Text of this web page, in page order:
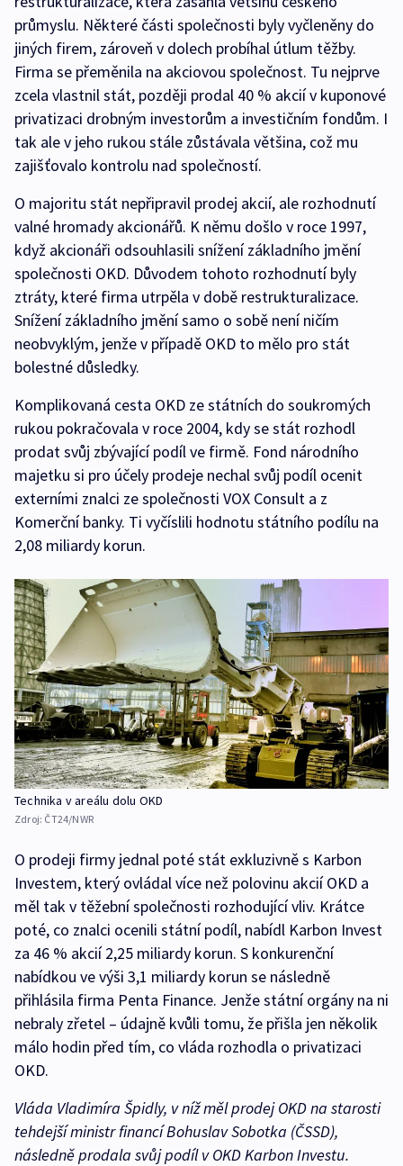
průmyslu. Některé části společnosti byly vyčleněny do
jiných firem, zároveň v dolech probíhal útlum těžby.
Firma se přeměnila na akciovou společnost. Tu nejprve
zcela vlastnil stát, později prodal 40 % akcií v kuponové
privatizaci drobným investorům a investičním fondům. I
tak ale v jeho rukou stále zůstávala většina, což mu
zajišťovalo kontrolu nad společností.
O majoritu stát nepřipravil prodej akcií, ale rozhodnutí
valné hromady akcionářů. K němu došlo v roce 1997,
když akcionáři odsouhlasili snížení základního jmění
společnosti OKD. Důvodem tohoto rozhodnutí byly
ztráty, které firma utrpěla v době restrukturalizace.
Snížení základního jmění samo o sobě není ničím
neobvyklým, jenže v případě OKD to mělo pro stát
bolestné důsledky.
Komplikovaná cesta OKD ze státních do soukromých
rukou pokračovala v roce 2004, kdy se stát rozhodl
prodat svůj zbývající podíl ve firmě. Fond národního
majetku si pro účely prodeje nechal svůj podíl ocenit
externími znalci ze společnosti VOX Consult a z
Komerční banky. Ti vyčíslili hodnotu státního podílu na
2,08 miliardy korun.
Technika v areálu dolu OKD
Zdroj: ČT24/NWR
O prodeji firmy jednal poté stát exkluzivně s Karbon
Investem, který ovládal více než polovinu akcií OKD a
měl tak v těžební společnosti rozhodující vliv. Krátce
poté, co znalci ocenili státní podíl, nabídl Karbon Invest
za 46 % akcií 2,25 miliardy korun. S konkurenční
nabídkou ve výši 3,1 miliardy korun se následně
přihlásila firma Penta Finance. Jenže státní orgány na ni
nebraly zřetel – údajně kvůli tomu, že přišla jen několik
málo hodin před tím, co vláda rozhodla o privatizaci
OKD.
Vláda Vladimíra Špidly, v níž měl prodej OKD na starosti
tehdejší ministr financí Bohuslav Sobotka (ČSSD),
následně prodala svůj podíl v OKD Karbon Investu.